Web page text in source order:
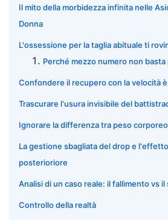
Il mito della morbidezza infinita nelle
Donna
L'ossessione per la taglia abituale ti
Perché mezzo numero non basta
Confondere il recupero con la velocità
Trascurare l'usura invisibile del
Ignorare la differenza tra peso
La gestione sbagliata del drop e
posterioriore
Analisi di un caso reale: il fallimento vs
Controllo della realtà